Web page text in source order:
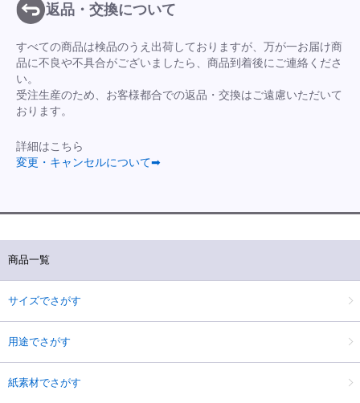
返品・交換について
すべての商品は検品のうえ出荷しておりますが、万が一お届け商
品に不良や不具合がございましたら、商品到着後にご連絡くださ
い。
受注生産のため、お客様都合での返品・交換はご遠慮いただいて
おります。
詳細はこちら
変更・キャンセルについて➡
商品一覧
サイズでさがす
用途でさがす
紙素材でさがす